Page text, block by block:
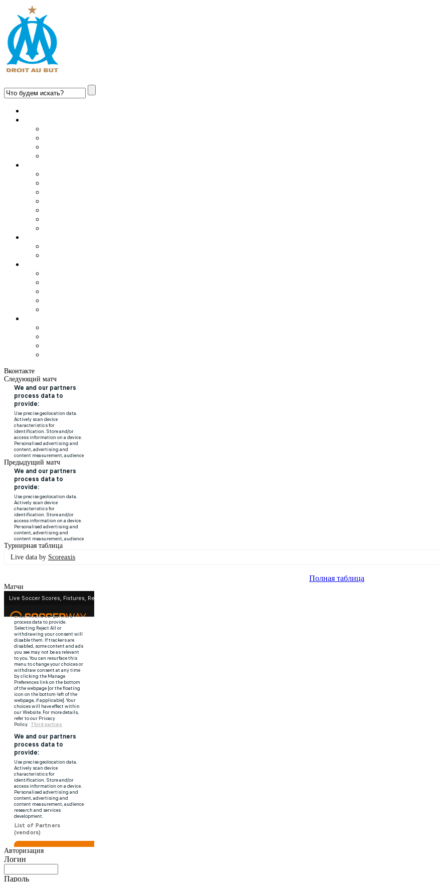
Вконтакте
Следующий матч
Предыдущий матч
Турнирная таблица
Live data by Scoreaxis
Полная таблица
Матчи
Авторизация
Логин
Пароль